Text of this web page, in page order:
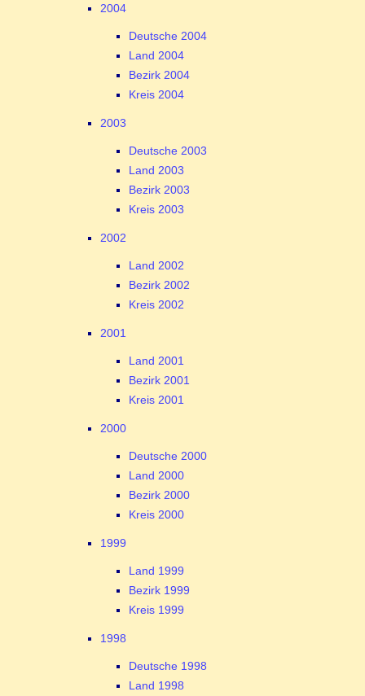
2004
Deutsche 2004
Land 2004
Bezirk 2004
Kreis 2004
2003
Deutsche 2003
Land 2003
Bezirk 2003
Kreis 2003
2002
Land 2002
Bezirk 2002
Kreis 2002
2001
Land 2001
Bezirk 2001
Kreis 2001
2000
Deutsche 2000
Land 2000
Bezirk 2000
Kreis 2000
1999
Land 1999
Bezirk 1999
Kreis 1999
1998
Deutsche 1998
Land 1998